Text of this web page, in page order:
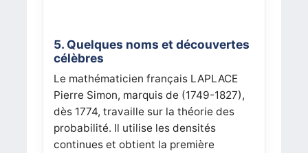
5. Quelques noms et découvertes
célèbres
Le mathématicien français LAPLACE
Pierre Simon, marquis de (1749-1827),
dès 1774, travaille sur la théorie des
probabilité. Il utilise les densités
continues et obtient la première